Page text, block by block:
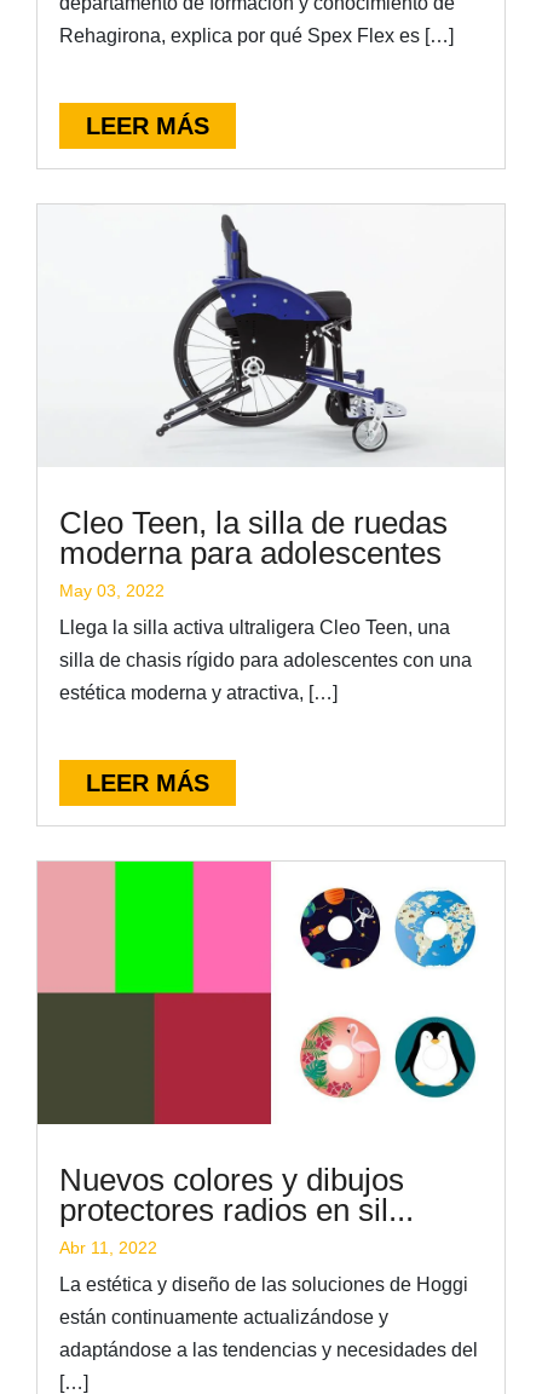
Rehagirona, explica por qué Spex Flex es […]
LEER MÁS
Cleo Teen, la silla de ruedas
moderna para adolescentes
May 03, 2022
Llega la silla activa ultraligera Cleo Teen, una
silla de chasis rígido para adolescentes con una
estética moderna y atractiva, […]
LEER MÁS
Nuevos colores y dibujos
protectores radios en sil...
Abr 11, 2022
La estética y diseño de las soluciones de Hoggi
están continuamente actualizándose y
adaptándose a las tendencias y necesidades del
[…]